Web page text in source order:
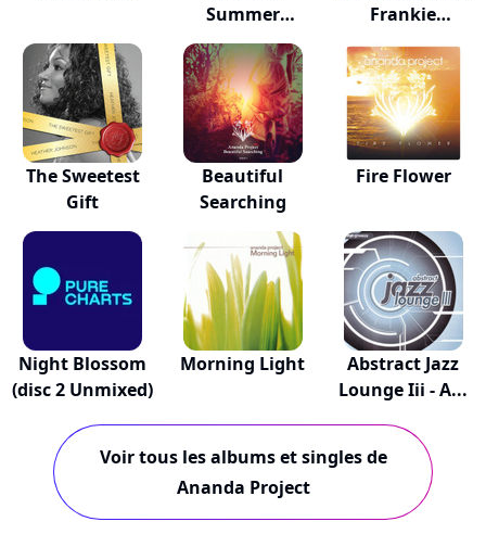
Summer
Collection
Frankie
Feliciano
The Sweetest
Gift
Beautiful
Searching
Fire Flower
Night Blossom
(disc 2 Unmixed)
Morning Light
Abstract Jazz
Lounge Iii - A...
Voir tous les albums et singles de
Ananda Project